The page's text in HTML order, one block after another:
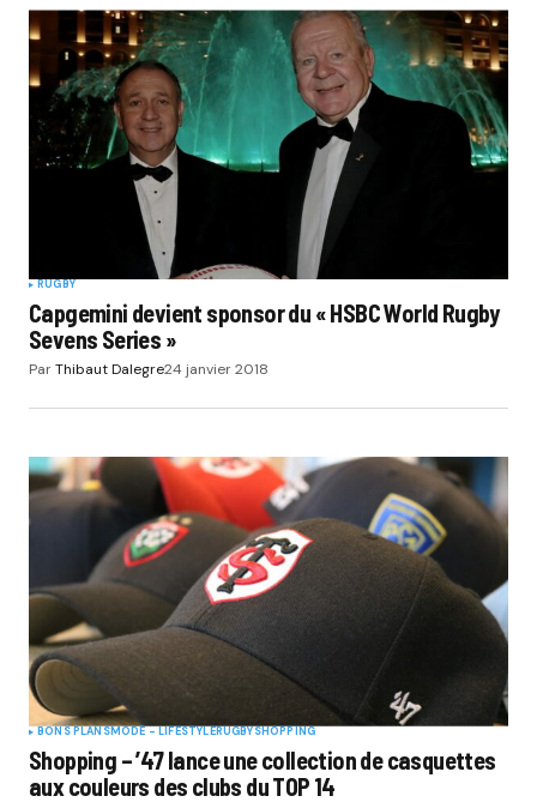
RUGBY
Capgemini devient sponsor du « HSBC World Rugby
Sevens Series »
ParThibaut Dalegre24 janvier 2018
BONS PLANSMODE - LIFESTYLERUGBYSHOPPING
Shopping – ’47 lance une collection de casquettes
aux couleurs des clubs du TOP 14